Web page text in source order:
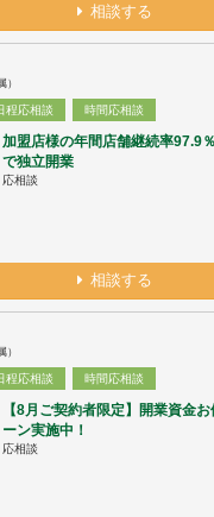
相談する
）
程応相談 時間応相談
加盟店様の年間店舗継続率97.9
で独立開業
応相談
相談する
）
程応相談 時間応相談
【8月ご契約者限定】開業資金
ーン実施中！
応相談